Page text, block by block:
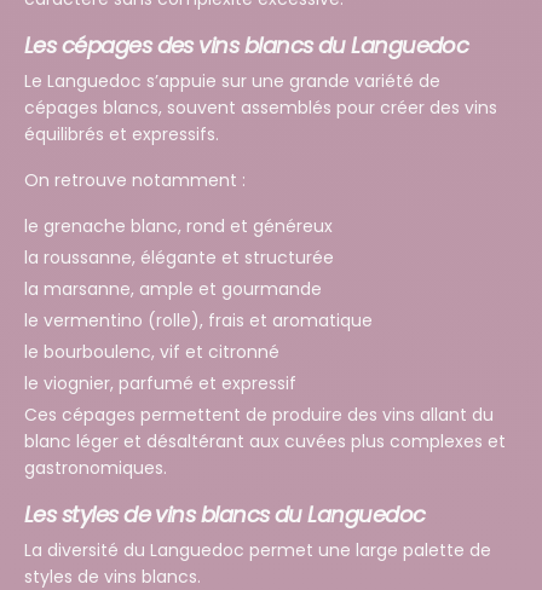
Les cépages des vins blancs du Languedoc
Le Languedoc s’appuie sur une grande variété de
cépages blancs, souvent assemblés pour créer des vins
équilibrés et expressifs.
On retrouve notamment :
le grenache blanc, rond et généreux
la roussanne, élégante et structurée
la marsanne, ample et gourmande
le vermentino (rolle), frais et aromatique
le bourboulenc, vif et citronné
le viognier, parfumé et expressif
Ces cépages permettent de produire des vins allant du
blanc léger et désaltérant aux cuvées plus complexes et
gastronomiques.
Les styles de vins blancs du Languedoc
La diversité du Languedoc permet une large palette de
styles de vins blancs.